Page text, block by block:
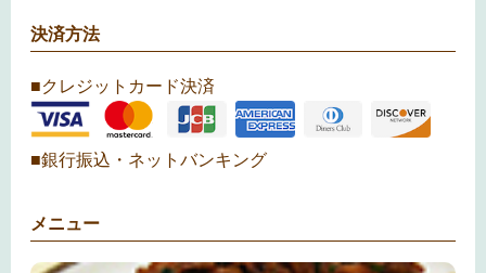
決済方法
■クレジットカード決済
■銀行振込・ネットバンキング
メニュー